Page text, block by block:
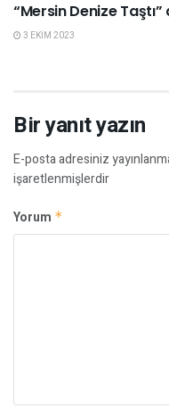
“Mersin Denize
3 EKIM 2023
Bir yanıt yazın
E-posta adresiniz
işaretlenmişlerdir
Yorum *